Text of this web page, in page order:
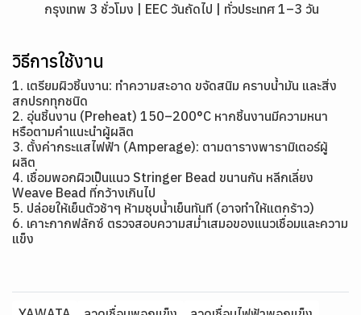
กรุงเทพ 3 ชั่วโมง | EEC วันถัดไป | ทั่วประเทศ 1–3 วัน
วิธีการใช้งาน
1. เตรียมผิวชิ้นงาน: ทำความสะอาด ขจัดสนิม คราบน้ำมัน และสิ่ง
สกปรกทุกชนิด
2. อุ่นชิ้นงาน (Preheat) 150–200°C หากชิ้นงานมีความหนา
หรือตามคำแนะนำผู้ผลิต
3. ตั้งค่ากระแสไฟฟ้า (Amperage): ตามตารางพารามิเตอร์ผู้
ผลิต
4. เชื่อมพอกผิวเป็นแนว Stringer Bead ขนานกัน หลีกเลี่ยง
Weave Bead ที่กว้างเกินไป
5. ปล่อยให้เย็นตัวช้าๆ ห้ามชุบน้ำเย็นทันที (อาจทำให้แตกร้าว)
6. เคาะกากฟลักซ์ ตรวจสอบความสม่ำเสมอของแนวเชื่อมและความ
แข็ง